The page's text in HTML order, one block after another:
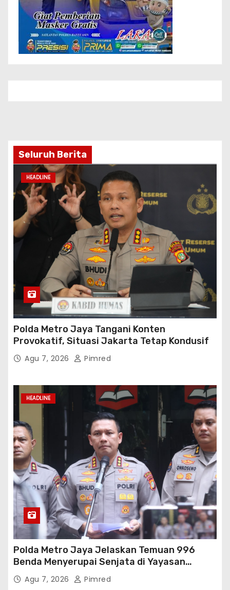
Seluruh Berita
HEADLINE
Polda Metro Jaya Tangani Konten
Provokatif, Situasi Jakarta Tetap Kondusif
Agu 7, 2026 Pimred
HEADLINE
Polda Metro Jaya Jelaskan Temuan 996
Benda Menyerupai Senjata di Yayasan
Jaksel
Agu 7, 2026 Pimred